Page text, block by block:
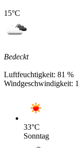
15°C
Bedeckt
Luftfeuchtigkeit: 81 %
Windgeschwindigkeit:
33°C
Sonntag